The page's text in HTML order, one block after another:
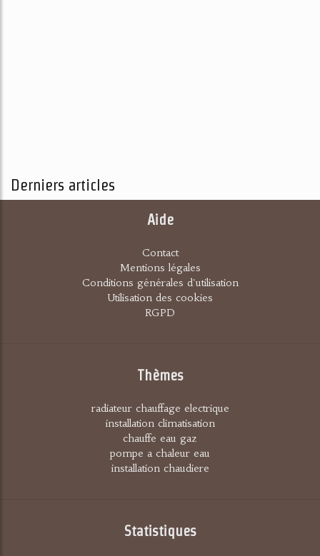
Derniers articles
Aide
Contact
Mentions légales
Conditions générales d'utilisation
Utilisation des cookies
RGPD
Thèmes
radiateur chauffage electrique
installation climatisation
chauffe eau gaz
pompe a chaleur eau
installation chaudiere
Statistiques